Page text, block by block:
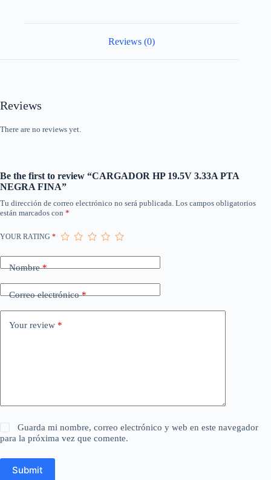
Reviews (0)
Reviews
There are no reviews yet.
Be the first to review “CARGADOR HP 19.5V 3.33A PTA
NEGRA FINA”
Tu dirección de correo electrónico no será publicada. Los campos obligatorios
están marcados con *
YOUR RATING *
Nombre*
Correo electrónico*
Your review *
Guarda mi nombre, correo electrónico y web en este navegador
para la próxima vez que comente.
Submit